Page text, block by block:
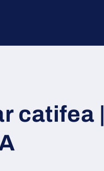
catifea |